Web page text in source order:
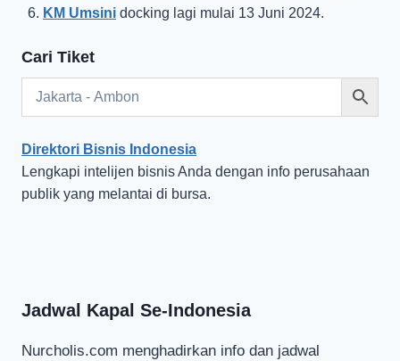
KM Umsini docking lagi mulai 13 Juni 2024.
Cari Tiket
Direktori Bisnis Indonesia
Lengkapi intelijen bisnis Anda dengan info perusahaan
publik yang melantai di bursa.
Jadwal Kapal Se-Indonesia
Nurcholis.com menghadirkan info dan jadwal